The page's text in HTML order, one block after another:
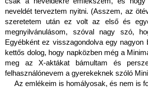
neveldét terveztem nyitni. (Asszem, az
szeretetem után ez volt az első és
megnyilvánulásom, szóval nagy szó,
Egyébként ez visszagondolva egy nagyon
kettős dolog, hogy napközben még a
meg az X-aktákat bámultam és
felhasználónevem a gyerekeknek szóló
Az emlékeim is homályosak, és nem is